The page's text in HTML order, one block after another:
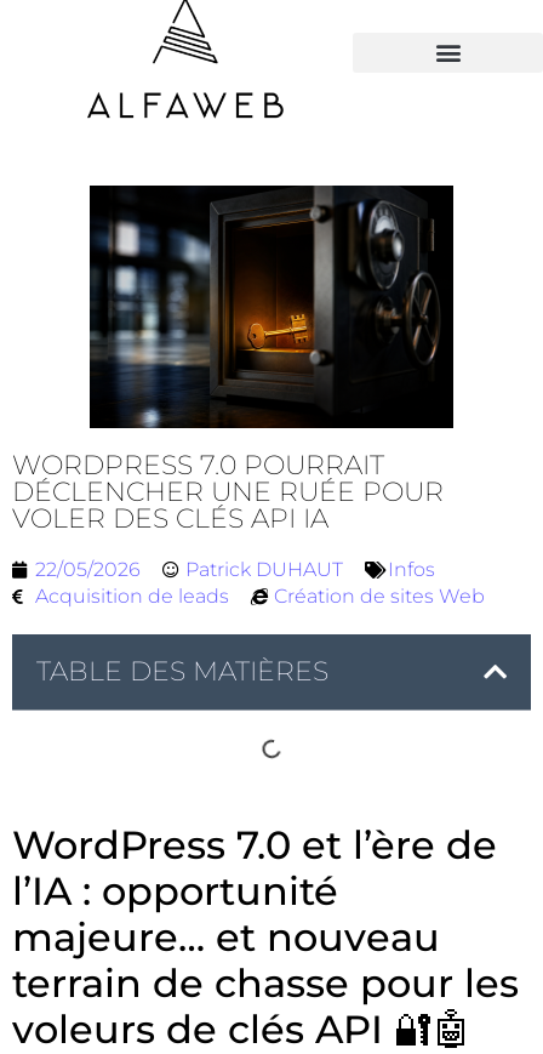
WORDPRESS 7.0 POURRAIT
DÉCLENCHER UNE RUÉE POUR
VOLER DES CLÉS API IA
22/05/2026 Patrick DUHAUT
Infos
Acquisition de leads
Création de sites Web
TABLE DES MATIÈRES
WordPress 7.0 et l’ère de
l’IA : opportunité
majeure… et nouveau
terrain de chasse pour les
voleurs de clés API 🔐🤖